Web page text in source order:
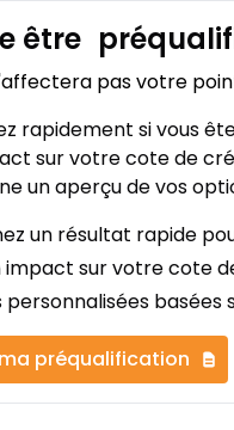
être
pas votre
rapidement si vous
sur votre cote de
un aperçu de vos
un résultat rapide
impact sur votre cote
personnalisées basées
préqualification